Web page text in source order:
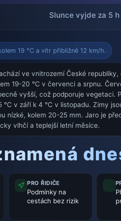
Slunce vyjde za 5
19 °C a vítr přibližně 12 km/h.
ve vnitrozemí České
19-20 °C v červenci a srpnu.
vyšší, což podporuje vegetaci.
°C v září k 4 °C v listopadu. Zimy
nízké, kolem 20-25 mm. Jaro je
vlhčí a teplejší letní měsíce.
PRO ŘIDIČE
Podmínky na
cestách bez rizik